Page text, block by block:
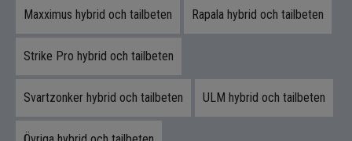
Maxximus hybrid och tailbeten Rapala hybrid och tailbeten
Strike Pro hybrid och tailbeten
Svartzonker hybrid och tailbeten ULM hybrid och tailbeten